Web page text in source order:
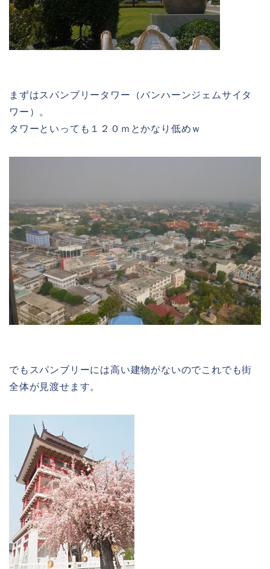
まずはスパンブリータワー（バンハーンジェムサイタ
ワー）。
タワーといっても１２０ｍとかなり低めｗ
でもスパンブリーには高い建物がないのでこれでも街
全体が見渡せます。